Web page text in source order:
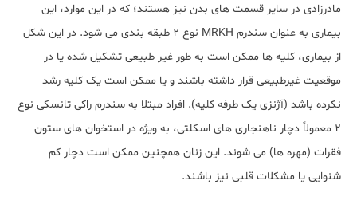
مادرزادی در سایر قسمت های بدن نیز هستند؛ که در این موارد، این
بیماری به عنوان سندرم MRKH نوع 2 طبقه بندی می شود. در این شکل
از بیماری، کلیه ها ممکن است به طور غیر طبیعی تشکیل شده یا در
موقعیت غیرطبیعی قرار داشته باشند و یا ممکن است یک کلیه رشد
نکرده باشد (آژنزی یک طرفه کلیه). افراد مبتلا به سندرم راکی تانسکی نوع
2 معمولاً دچار ناهنجاری های اسکلتی، به ویژه در استخوان های ستون
فقرات (مهره ها) می شوند. این زنان همچنین ممکن است دچار کم
شنوایی یا مشکلات قلبی نیز باشند.